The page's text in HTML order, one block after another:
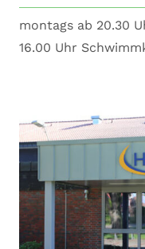
montags ab 20.30
16.00 Uhr